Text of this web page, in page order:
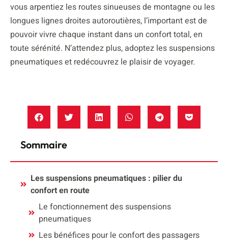
vous arpentiez les routes sinueuses de montagne ou les
longues lignes droites autoroutières, l’important est de
pouvoir vivre chaque instant dans un confort total, en
toute sérénité. N’attendez plus, adoptez les suspensions
pneumatiques et redécouvrez le plaisir de voyager.
Sommaire
Les suspensions pneumatiques : pilier du
confort en route
Le fonctionnement des suspensions
pneumatiques
Les bénéfices pour le confort des passagers